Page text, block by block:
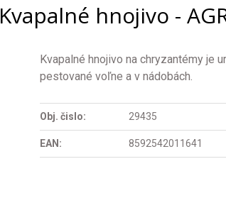
Kvapalné hnojivo -
Kvapalné hnojivo na chryzantémy je
pestované voľne a v nádobách.
Obj. čislo: 29435
EAN: 8592542011641